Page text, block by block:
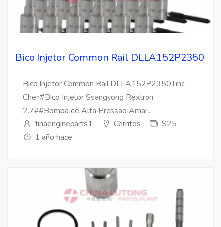
Bico Injetor Common Rail DLLA152P2350
Bico Injetor Common Rail DLLA152P2350Tina
Chen#Bico Injetor Ssangyong Rextron
2.7##Bomba de Alta Pressão Amar...
tinaengineparts1
Cerritos
$25
1 año hace